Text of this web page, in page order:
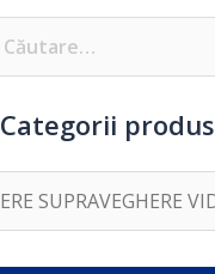
Categorii produs